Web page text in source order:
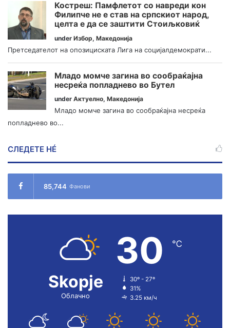
Костреш: Памфлетот со навреди кон
Филипче не е став на српскиот народ,
целта е да се заштити Стоиљковиќ
under Избор, Македонија
Претседателот на опозициската Лига на социјалдемократи...
Младо момче загина во сообраќајна
несреќа попладнево во Бутел
under Актуелно, Македонија
Младо момче загина во сообраќајна несреќа
попладнево во...
СЛЕДЕТЕ НÉ
85,744 Фанови
Skopje
Облачно
30 ℃
30º - 27º
31%
3.25 км/ч